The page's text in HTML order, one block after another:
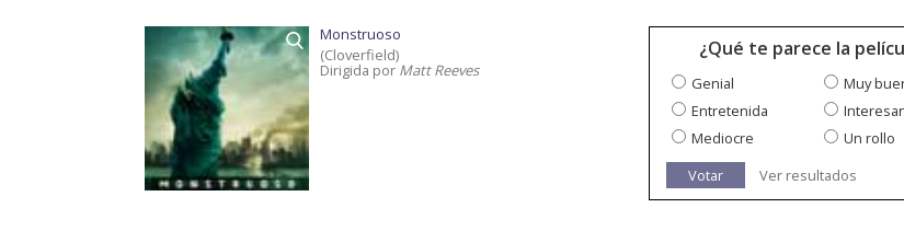
Monstruoso
(Cloverfield)
Dirigida por Matt Reeves
¿Qué te parece la
Genial
Muy
Entretenida
Mediocre
Un rollo
Votar
Ver resultados